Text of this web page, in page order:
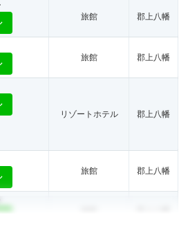
旅館 郡上八幡
旅館 郡上八幡
リゾートホテル 郡上八幡
旅館 郡上八幡